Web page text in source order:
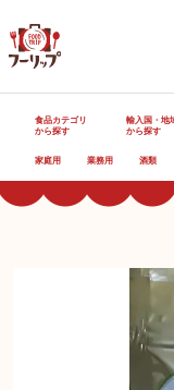
食品カテゴリ
から探す
輸入国・地
から探す
家庭用 業務用 酒類